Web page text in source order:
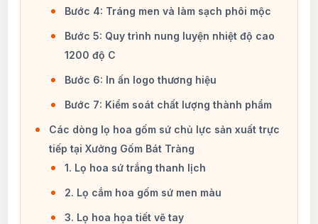
Bước 4: Tráng men và làm sạch phôi mộc
Bước 5: Quy trình nung luyện nhiệt độ cao
1200 độ C
Bước 6: In ấn logo thương hiệu
Bước 7: Kiểm soát chất lượng thành phẩm
Các dòng lọ hoa gốm sứ chủ lực sản xuất trực
tiếp tại Xưởng Gốm Bát Tràng
1. Lọ hoa sứ trắng thanh lịch
2. Lọ cắm hoa gốm sứ men màu
3. Lọ hoa họa tiết vẽ tay